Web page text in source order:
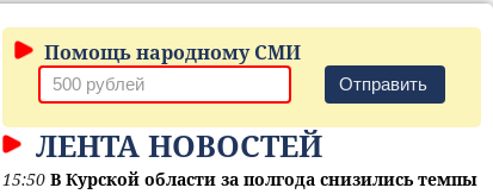
Помощь народному СМИ
Отправить
ЛЕНТА НОВОСТЕЙ
15:50 В Курской области за полгода снизились темпы